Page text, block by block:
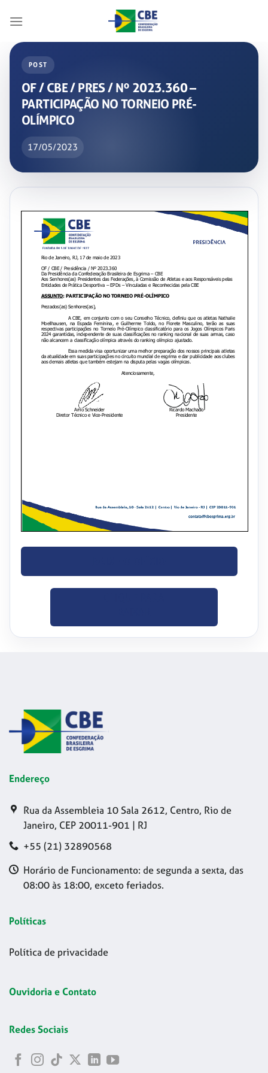
POST
OF / CBE / PRES / Nº 2023.360 –
PARTICIPAÇÃO NO TORNEIO PRÉ-
OLÍMPICO
17/05/2023
Endereço
Rua da Assembleia 10 Sala 2612, Centro, Rio de
Janeiro, CEP 20011-901 | RJ
+55 (21) 32890568
Horário de Funcionamento: de segunda a sexta, das
08:00 às 18:00, exceto feriados.
Políticas
Política de privacidade
Ouvidoria e Contato
Redes Sociais